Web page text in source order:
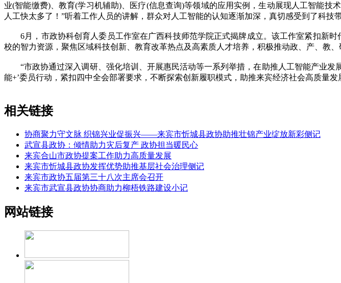
业(智能缴费)、教育(学习机辅助)、医疗(信息查询)等领域的应用实例，生动展现人工智能
人工快太多了！”听着工作人员的讲解，群众对人工智能的认知逐渐加深，真切感受到了科技
6月，市政协科创育人委员工作室在广西科技师范学院正式揭牌成立。该工作室紧扣新时
校的智力资源，聚焦区域科技创新、教育改革热点及高素质人才培养，积极推动政、产、教
“市政协通过深入调研、强化培训、开展惠民活动等一系列举措，在助推人工智能产业发
能+’委员行动，紧扣四中全会部署要求，不断探索创新履职模式，助推来宾经济社会高质量
相关链接
协商聚力守文脉 织锦兴业促振兴——来宾市忻城县政协助推壮锦产业绽放新彩侧记
武宣县政协：倾情助力灾后复产 政协担当暖民心
来宾合山市政协提案工作助力高质量发展
来宾市忻城县政协发挥优势助推基层社会治理侧记
来宾市政协五届第三十八次主席会召开
来宾市武宣县政协协商助力柳梧铁路建设小记
网站链接